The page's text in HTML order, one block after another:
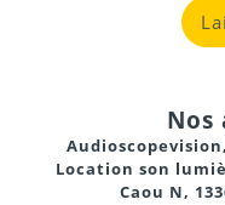
Nos
Location son
Caou N,